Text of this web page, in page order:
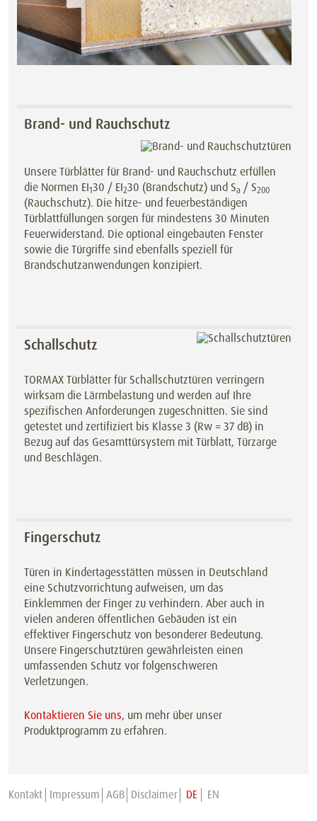
Brand- und Rauchschutz
Unsere Türblätter für Brand- und Rauchschutz erfüllen
die Normen EI130 / EI230 (Brandschutz) und Sa / S200
(Rauchschutz). Die hitze- und feuerbeständigen
Türblattfüllungen sorgen für mindestens 30 Minuten
Feuerwiderstand. Die optional eingebauten Fenster
sowie die Türgriffe sind ebenfalls speziell für
Brandschutzanwendungen konzipiert.
Schallschutz
TORMAX Türblätter für Schallschutztüren verringern
wirksam die Lärmbelastung und werden auf Ihre
spezifischen Anforderungen zugeschnitten. Sie sind
getestet und zertifiziert bis Klasse 3 (Rw = 37 dB) in
Bezug auf das Gesamttürsystem mit Türblatt, Türzarge
und Beschlägen.
Fingerschutz
Türen in Kindertagesstätten müssen in Deutschland
eine Schutzvorrichtung aufweisen, um das
Einklemmen der Finger zu verhindern. Aber auch in
vielen anderen öffentlichen Gebäuden ist ein
effektiver Fingerschutz von besonderer Bedeutung.
Unsere Fingerschutztüren gewährleisten einen
umfassenden Schutz vor folgenschweren
Verletzungen.
Kontaktieren Sie uns, um mehr über unser
Produktprogramm zu erfahren.
Kontakt Impressum AGB Disclaimer DE EN